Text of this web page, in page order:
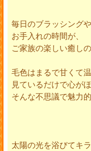
毎日のブラッシングや
お手入れの時間が、
ご家族の楽しい癒し
毛色はまるで甘くて
見ているだけで心が
そんな不思議で魅力
太陽の光を浴びてキ